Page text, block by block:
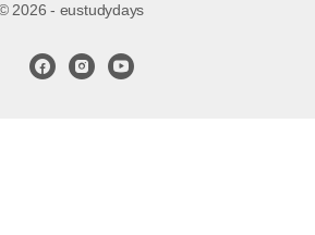
2026 - eustudydays